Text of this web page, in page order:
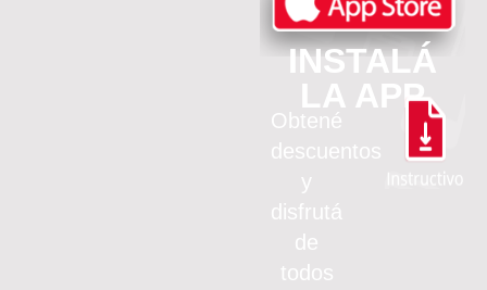
INSTALÁ
LA APP
Obtené
descuentos
y
disfrutá
de
todos